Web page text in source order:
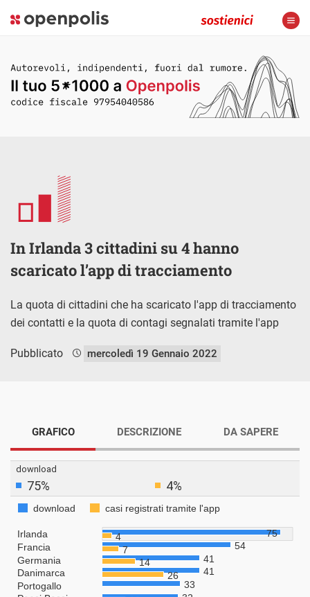
In Irlanda 3 cittadini su 4 hanno
scaricato l’app di tracciamento
La quota di cittadini che ha scaricato l'app di tracciamento
dei contatti e la quota di contagi segnalati tramite l'app
Pubblicato mercoledì 19 Gennaio 2022
GRAFICO DESCRIZIONE DA SAPERE